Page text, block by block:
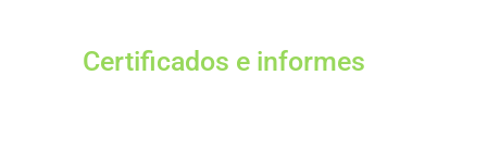
Certificados e informes